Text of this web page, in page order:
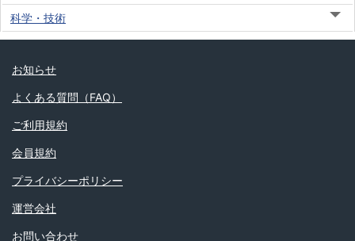
科学・技術
お知らせ
よくある質問（FAQ）
ご利用規約
会員規約
プライバシーポリシー
運営会社
お問い合わせ